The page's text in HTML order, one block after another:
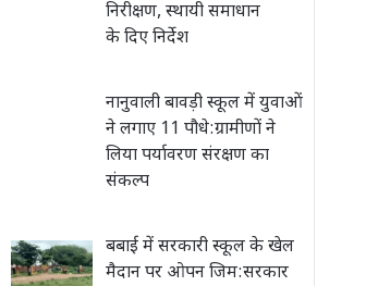
निरीक्षण, स्थायी समाधान
के दिए निर्देश
नानुवाली बावड़ी स्कूल में युवाओं
ने लगाए 11 पौधे:ग्रामीणों ने
लिया पर्यावरण संरक्षण का
संकल्प
बबाई में सरकारी स्कूल के खेल
मैदान पर ओपन जिम:सरकार